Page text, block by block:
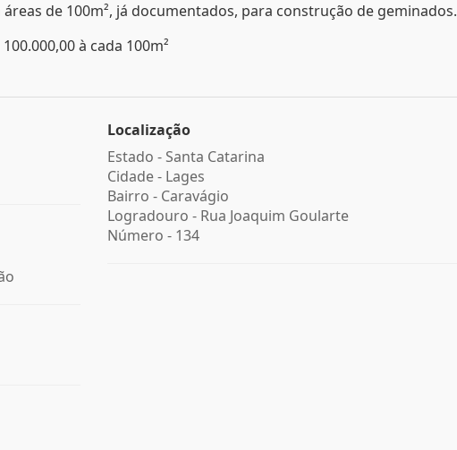
de 100m², já documentados, para construção de geminados.
à cada 100m²
Localização
Estado - Santa Catarina
Cidade - Lages
Bairro - Caravágio
Logradouro - Rua Joaquim Goularte
Número - 134